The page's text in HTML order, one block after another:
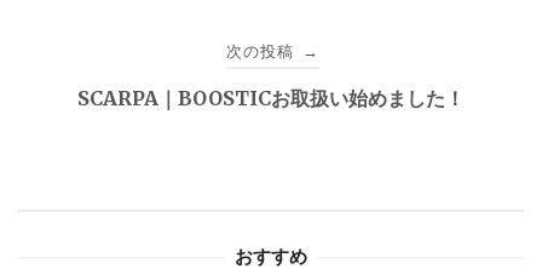
次の投稿 →
SCARPA｜BOOSTICお取扱い始めました！
おすすめ